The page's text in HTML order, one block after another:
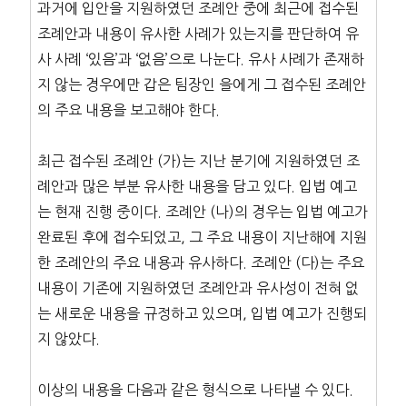
과거에 입안을 지원하였던 조례안 중에 최근에 접수된
조례안과 내용이 유사한 사례가 있는지를 판단하여 유
사 사례 ‘있음’과 ‘없음’으로 나눈다. 유사 사례가 존재하
지 않는 경우에만 갑은 팀장인 을에게 그 접수된 조례안
의 주요 내용을 보고해야 한다.
최근 접수된 조례안 (가)는 지난 분기에 지원하였던 조
례안과 많은 부분 유사한 내용을 담고 있다. 입법 예고
는 현재 진행 중이다. 조례안 (나)의 경우는 입법 예고가
완료된 후에 접수되었고, 그 주요 내용이 지난해에 지원
한 조례안의 주요 내용과 유사하다. 조례안 (다)는 주요
내용이 기존에 지원하였던 조례안과 유사성이 전혀 없
는 새로운 내용을 규정하고 있으며, 입법 예고가 진행되
지 않았다.
이상의 내용을 다음과 같은 형식으로 나타낼 수 있다.